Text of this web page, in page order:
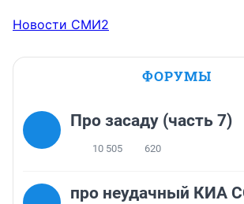
Новости СМИ2
ФОРУМЫ
Про засаду (часть 7)
10 505 620
про неудачный КИА